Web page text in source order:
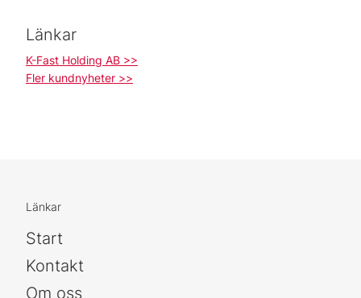
Länkar
K-Fast Holding AB >>
Fler kundnyheter >>
Länkar
Start
Kontakt
Om oss